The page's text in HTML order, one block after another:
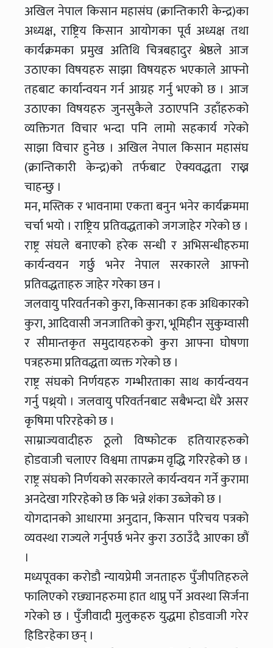
अखिल नेपाल किसान महासंघ (क्रान्तिकारी केन्द्र)का
अध्यक्ष, राष्ट्रिय किसान आयोगका पूर्व अध्यक्ष तथा
कार्यक्रमका प्रमुख अतिथि चित्रबहादुर श्रेष्ठले आज
उठाएका विषयहरु साझा विषयहरु भएकाले आफ्नो
तहबाट कार्यान्वयन गर्न आग्रह गर्नु भएको छ । आज
उठाएका विषयहरु जुनसुकैले उठाएपनि उहाँहरुको
व्यक्तिगत विचार भन्दा पनि लामो सहकार्य गरेको
साझा विचार हुनेछ । अखिल नेपाल किसान महासंघ
(क्रान्तिकारी केन्द्र)को तर्फबाट ऐक्यवद्धता राख्न
चाहन्छु ।
मन, मस्तिक र भावनामा एकता बनुन भनेर कार्यक्रममा
चर्चा भयो । राष्ट्रिय प्रतिवद्धताको जगजाहेर गरेको छ ।
राष्ट्र संघले बनाएको हरेक सन्धी र अभिसन्धीहरुमा
कार्यन्वयन गर्छु भनेर नेपाल सरकारले आफ्नो
प्रतिवद्धताहरु जाहेर गरेका छन ।
जलवायु परिवर्तनको कुरा, किसानका हक अधिकारको
कुरा, आदिवासी जनजातिको कुरा, भूमिहीन सुकुम्वासी
र सीमान्तकृत समुदायहरुको कुरा आफ्ना घोषणा
पत्रहरुमा प्रतिवद्धता व्यक्त गरेको छ ।
राष्ट्र संघको निर्णयहरु गम्भीरताका साथ कार्यन्वयन
गर्नु पथ्र्यो । जलवायु परिवर्तनबाट सबैभन्दा धेरै असर
कृषिमा परिरहेको छ ।
साम्राज्यवादीहरु ठूलो विष्फोटक हतियारहरुको
होडवाजी चलाएर विश्वमा तापक्रम वृद्धि गरिरहेको छ ।
राष्ट्र संघको निर्णयको सरकारले कार्यन्वयन गर्ने कुरामा
अनदेखा गरिरहेको छ कि भन्ने शंका उब्जेको छ ।
योगदानको आधारमा अनुदान, किसान परिचय पत्रको
व्यवस्था राज्यले गर्नुपर्छ भनेर कुरा उठाउँदै आएका छौं
।
मध्यपूवका करोडौ न्यायप्रेमी जनताहरु पुँजीपतिहरुले
फालिएको रछ्यानहरुमा हात थाप्नु पर्ने अवस्था सिर्जना
गरेको छ । पुँजीवादी मुलुकहरु युद्धमा होडवाजी गरेर
हिडिरहेका छन् ।